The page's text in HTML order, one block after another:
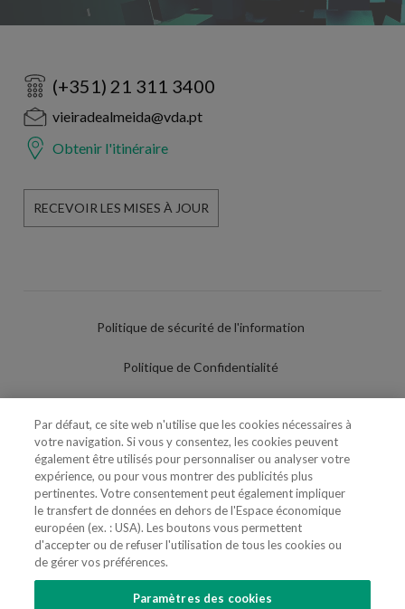
(+351) 21 311 3400
vieiradealmeida@vda.pt
Obtenir l'itinéraire
RECEVOIR LES MISES À JOUR
Politique de sécurité de l'information
Politique de Confidentialité
Politique de Cookies
Paramètres des cookies
Utilisation Frauduleuse du Nom/Brand
Par défaut, ce site web n'utilise que les cookies nécessaires à
votre navigation. Si vous y consentez, les cookies peuvent
également être utilisés pour personnaliser ou analyser votre
expérience, ou pour vous montrer des publicités plus
pertinentes. Votre consentement peut également impliquer
le transfert de données en dehors de l'Espace économique
européen (ex. : USA). Les boutons vous permettent
d'accepter ou de refuser l'utilisation de tous les cookies ou
de gérer vos préférences.
Paramètres des cookies